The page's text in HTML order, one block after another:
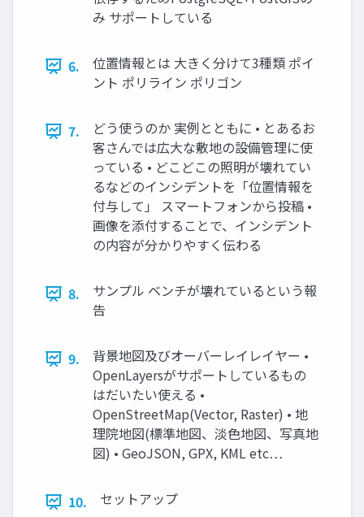
み サポートしている
6.
位置情報とは 大きく分けて3種類 ポイ
ント ポリライン ポリゴン
7.
どう使うのか 実例とともに • とあるお
客さんでは広大な敷地の設備管理に使
っている • どこどこの照明が壊れてい
るなどのインシデントを「位置情報を
付与して」 スマートフォンから投稿 •
画像を添付することで、インシデント
の内容が分かりやすく伝わる
8.
サンプル ベンチが壊れているという報
告
9.
背景地図及びオーバーレイレイヤー •
OpenLayersがサポートしているもの
はだいたい使える •
OpenStreetMap(Vector, Raster) • 地
理院地図(標準地図、淡色地図、写真地
図) • GeoJSON, GPX, KML etc…
10. セットアップ